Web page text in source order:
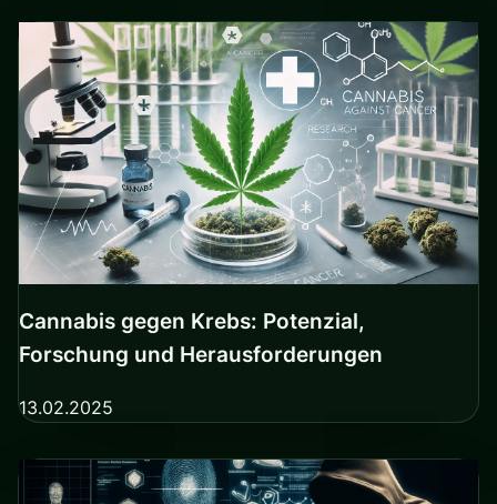
Cannabis gegen Krebs: Potenzial,
Forschung und Herausforderungen
13.02.2025